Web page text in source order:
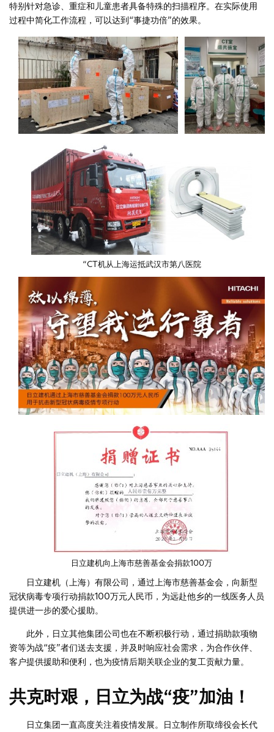
特别针对急诊、重症和儿童患者具备特殊的扫描程序。在实际使用
过程中简化工作流程，可以达到“事捷功倍”的效果。
“CT机从上海运抵武汉市第八医院
日立建机向上海市慈善基金会捐款100万
日立建机（上海）有限公司，通过上海市慈善基金会，向新型
冠状病毒专项行动捐款100万元人民币，为远赴他乡的一线医务人员
提供进一步的爱心援助。
此外，日立其他集团公司也在不断积极行动，通过捐助款项物
资等为战“疫”者们送去支援，并及时响应社会需求，为合作伙伴、
客户提供援助和便利，也为疫情后期关联企业的复工贡献力量。
共克时艰，日立为战“疫”加油！
日立集团一直高度关注着疫情发展。日立制作所取缔役会长代